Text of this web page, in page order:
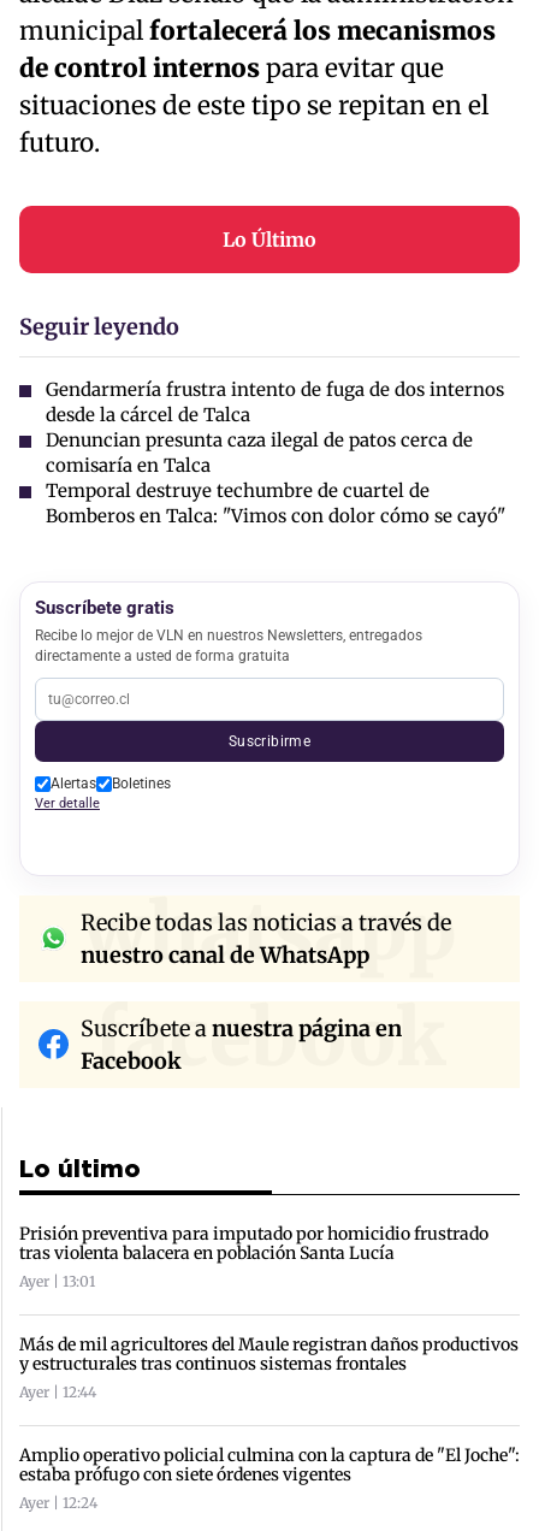
municipalfortalecerá los mecanismos
de control internospara evitar que
situaciones de este tipo se repitan en el
futuro.
Lo Último
Seguir leyendo
Gendarmería frustra intento de fuga de dos internos
desde la cárcel de Talca
Denuncian presunta caza ilegal de patos cerca de
comisaría en Talca
Temporal destruye techumbre de cuartel de
Bomberos en Talca: "Vimos con dolor cómo se cayó"
Suscríbete gratis
Recibe lo mejor de VLN en nuestros Newsletters, entregados
directamente a usted de forma gratuita
Suscribirme
Alertas Boletines
Ver detalle
whatsapp
Recibe todas las noticias a través de
nuestro canal de WhatsApp
facebook
Suscríbete anuestra página en
Facebook
Lo último
Prisión preventiva para imputado por homicidio frustrado
tras violenta balacera en población Santa Lucía
Ayer | 13:01
Más de mil agricultores del Maule registran daños productivos
y estructurales tras continuos sistemas frontales
Ayer | 12:44
Amplio operativo policial culmina con la captura de "El Joche":
estaba prófugo con siete órdenes vigentes
Ayer | 12:24